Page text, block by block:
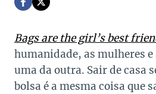
Bags are the girl’s best
humanidade, as mulheres
uma da outra. Sair de casa
bolsa é a mesma coisa que